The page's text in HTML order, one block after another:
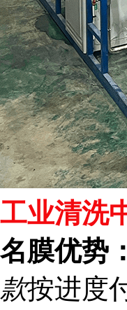
工业清洗
名膜优势：
款按进度